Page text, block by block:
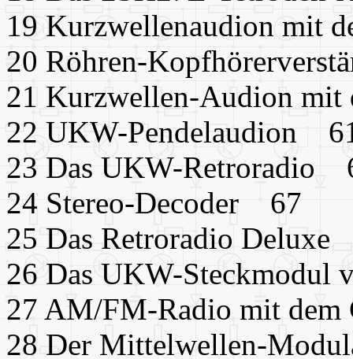
19 Kurzwellenaudion mit
20 Röhren-
21 Kurzwellen-Audion
22 UKW-Pendelaudion
23 Das UKW-Retroradio
24 Stereo-Decoder 67
25 Das Retroradio
26 Das UKW-
27 AM/FM-Radio mit
28 Der Mittelwellen-